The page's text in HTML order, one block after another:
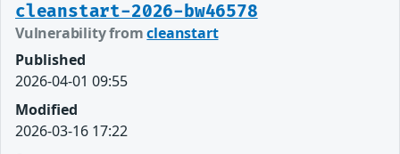
cleanstart-2026-bw46578
Vulnerability fromcleanstart
Published
2026-04-01 09:55
Modified
2026-03-16 17:22